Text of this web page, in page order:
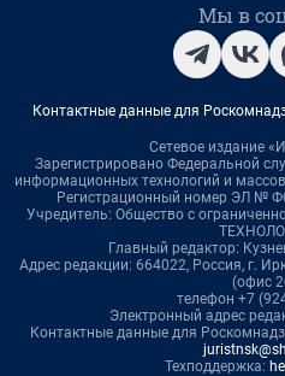
Мы в
Контактные данные для
Сетевое издание
Зарегистрировано Федеральной
информационных технологий и
Регистрационный номер ЭЛ №
Учредитель: Общество с
Главный редактор:
Адрес редакции: 664022, Россия, г.
(офис
телефон +7
Электронный адрес
Контактные данные для
Техподдержка: